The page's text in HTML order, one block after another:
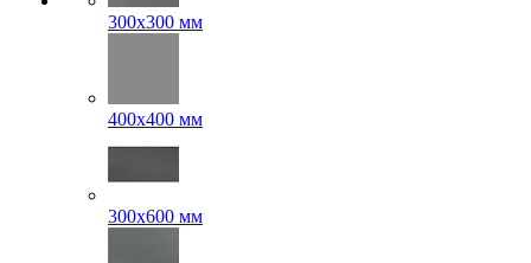
300x300 мм
400х400 мм
300x600 мм